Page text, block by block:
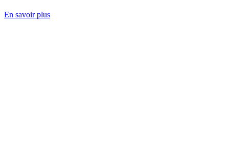
En savoir plus